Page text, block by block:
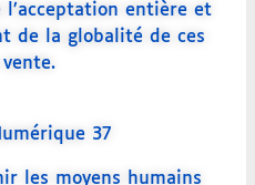
entière et
de la globalité de ces
37
les moyens humains